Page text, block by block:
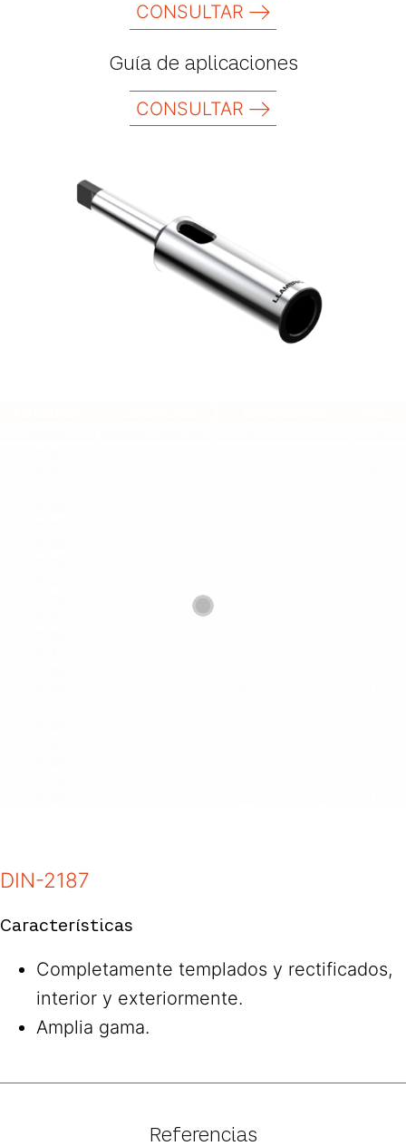
CONSULTAR
Guía de aplicaciones
CONSULTAR
DIN-2187
Características
Completamente templados y rectificados,
interior y exteriormente.
Amplia gama.
Referencias